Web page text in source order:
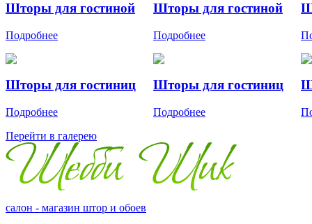
Шторы для гостиной
Подробнее
Шторы для гостиной
Подробнее
Шторы для гостиниц
Подробнее
Шторы для гостиниц
Подробнее
Перейти в галерею
салон - магазин штор и обоев